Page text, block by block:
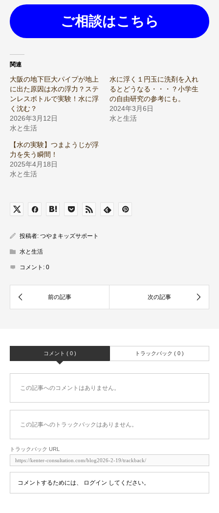
ご相談はこちら
関連
大阪の地下巨大パイプが地上
に出た原因は水の浮力？ステ
ンレスボトルで実験！水に浮
く沈む？
2026年3月12日
水と生活
水に浮く１円玉に洗剤を入れ
るとどうなる・・・？小学生
の自由研究の参考にも。
2024年3月6日
水と生活
【水の実験】つまようじが浮
力を失う瞬間！
2025年4月18日
水と生活
投稿者: つやまキッズサポート
水と生活
コメント: 0
コメント ( 0 ) トラックバック ( 0 )
この記事へのコメントはありません。
この記事へのトラックバックはありません。
トラックバック URL
コメントするためには、 ログイン してください。